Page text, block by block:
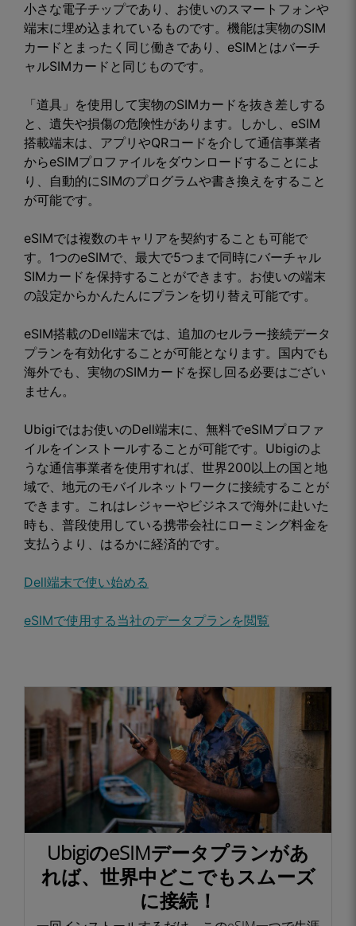
小さな電子チップであり、お使いのスマートフォンや
端末に埋め込まれているものです。機能は実物のSIM
カードとまったく同じ働きであり、eSIMとはバーチ
ャルSIMカードと同じものです。
「道具」を使用して実物のSIMカードを抜き差しする
と、遺失や損傷の危険性があります。しかし、eSIM
搭載端末は、アプリやQRコードを介して通信事業者
からeSIMプロファイルをダウンロードすることによ
り、自動的にSIMのプログラムや書き換えをすること
が可能です。
eSIMでは複数のキャリアを契約することも可能で
す。1つのeSIMで、最大で5つまで同時にバーチャル
SIMカードを保持することができます。お使いの端末
の設定からかんたんにプランを切り替え可能です。
eSIM搭載のDell端末では、追加のセルラー接続データ
プランを有効化することが可能となります。国内でも
海外でも、実物のSIMカードを探し回る必要はござい
ません。
Ubigiではお使いのDell端末に、無料でeSIMプロファ
イルをインストールすることが可能です。Ubigiのよ
うな通信事業者を使用すれば、世界200以上の国と地
域で、地元のモバイルネットワークに接続することが
できます。これはレジャーやビジネスで海外に赴いた
時も、普段使用している携帯会社にローミング料金を
支払うより、はるかに経済的です。
Dell端末で使い始める
eSIMで使用する当社のデータプランを閲覧
UbigiのeSIMデータプランがあ
れば、世界中どこでもスムーズ
に接続！​